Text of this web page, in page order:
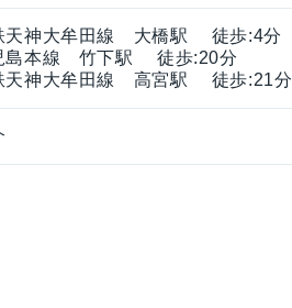
天神大牟田線 大橋駅 徒歩:4分
島本線 竹下駅 徒歩:20分
天神大牟田線 高宮駅 徒歩:21分